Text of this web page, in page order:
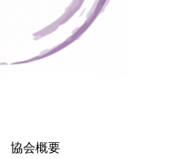
協会概要